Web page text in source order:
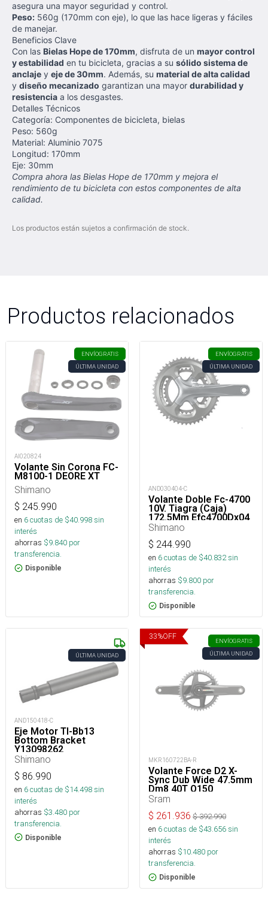
asegura una mayor seguridad y control.
Peso: 560g (170mm con eje), lo que las hace ligeras y fáciles
de manejar.
Beneficios Clave
Con las Bielas Hope de 170mm, disfruta de un mayor control
y estabilidad en tu bicicleta, gracias a su sólido sistema de
anclaje y eje de 30mm. Además, su material de alta calidad
y diseño mecanizado garantizan una mayor durabilidad y
resistencia a los desgastes.
Detalles Técnicos
Categoría: Componentes de bicicleta, bielas
Peso: 560g
Material: Aluminio 7075
Longitud: 170mm
Eje: 30mm
Compra ahora las Bielas Hope de 170mm y mejora el
rendimiento de tu bicicleta con estos componentes de alta
calidad.
Los productos están sujetos a confirmación de stock.
Productos relacionados
ENVÍOGRATIS
ÚLTIMA UNIDAD
AI020824
Volante Sin Corona FC-
M8100-1 DEORE XT
Shimano
$ 245.990
en 6cuotas de $40.998sin
interés
ahorras $9.840 por
transferencia.
Disponible
ENVÍOGRATIS
ÚLTIMA UNIDAD
AND030404-C
Volante Doble Fc-4700
10V. Tiagra (Caja)
172.5Mm Efc4700Dx04
Shimano
$ 244.990
en 6cuotas de $40.832sin
interés
ahorras $9.800 por
transferencia.
Disponible
ÚLTIMA UNIDAD
AND150418-C
Eje Motor Tl-Bb13
Bottom Bracket
Y13098262
Shimano
$ 86.990
en 6cuotas de $14.498sin
interés
ahorras $3.480 por
transferencia.
Disponible
33%OFF
ENVÍOGRATIS
ÚLTIMA UNIDAD
MKR160722BA-R
Volante Force D2 X-
Sync Dub Wide 47.5mm
Dm8 40T Q150
Sram
$ 261.936 $392.990
en 6cuotas de $43.656sin
interés
ahorras $10.480 por
transferencia.
Disponible